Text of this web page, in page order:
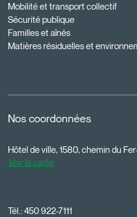
Mobilité et transport collectif
Sécurité publique
Familles et aînés
Matières résiduelles et
Nos coordonnées
Hôtel de ville, 1580, chemin du
Voir la carte
Tél.:450 922-7111